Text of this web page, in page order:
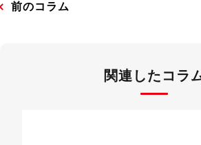
前のコラム
関連したコラ